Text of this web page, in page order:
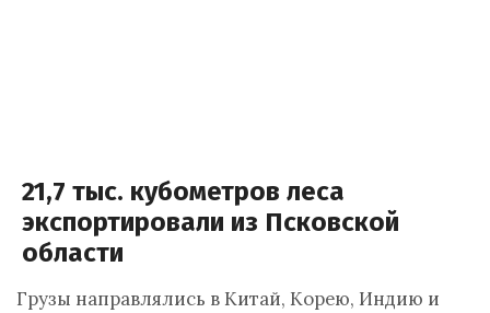
21,7 тыс. кубометров леса
экспортировали из Псковской
области
Грузы направлялись в Китай, Корею, Индию и